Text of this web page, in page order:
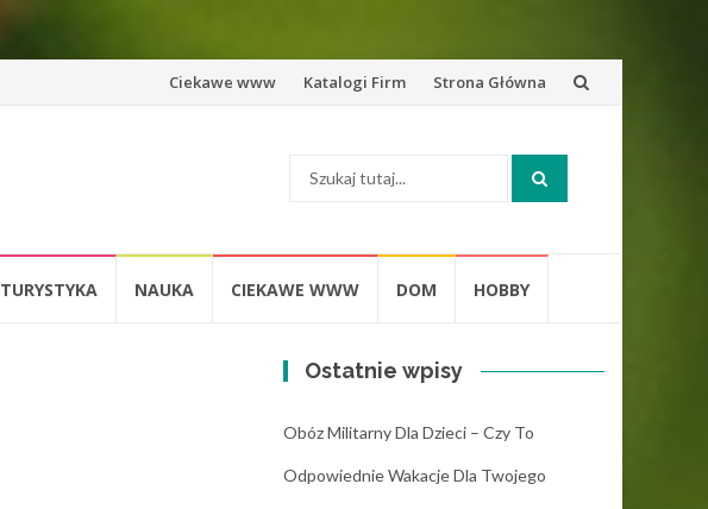
Przejdź
Ciekawe www Katalogi Firm Strona Główna
TURYSTYKA NAUKA CIEKAWE WWW DOM HOBBY
Ostatnie wpisy
Obóz Militarny Dla Dzieci – Czy To
Odpowiednie Wakacje Dla Twojego